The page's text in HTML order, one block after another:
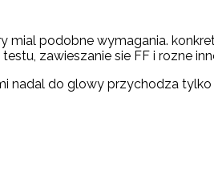
podobne wymagania.
zawieszanie sie FF i rozne
nadal do glowy przychodza tylko